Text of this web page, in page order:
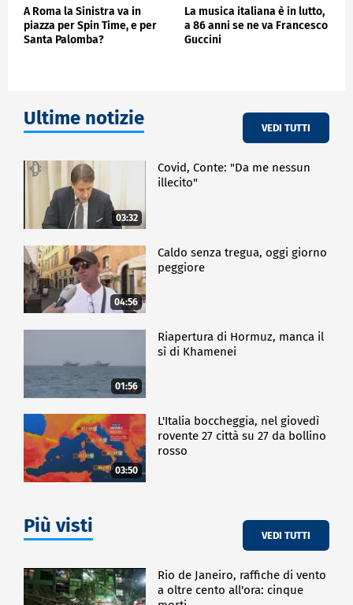
A Roma la Sinistra va in
piazza per Spin Time, e per
Santa Palomba?
La musica italiana è in lutto,
a 86 anni se ne va Francesco
Guccini
Ultime notizie VEDI TUTTI
03:32
Covid, Conte: "Da me nessun
illecito"
04:56
Caldo senza tregua, oggi giorno
peggiore
01:56
Riapertura di Hormuz, manca il
sì di Khamenei
03:50
L'Italia boccheggia, nel giovedì
rovente 27 città su 27 da bollino
rosso
Più visti VEDI TUTTI
Rio de Janeiro, raffiche di vento
a oltre cento all'ora: cinque